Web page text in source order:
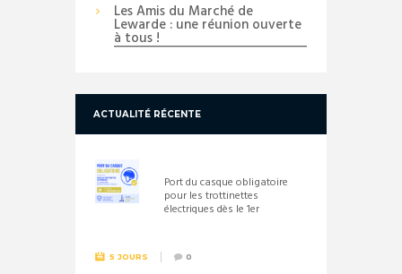
Les Amis du Marché de
Lewarde : une réunion ouverte
à tous !
ACTUALITÉ RÉCENTE
Port du casque obligatoire
pour les trottinettes
électriques dès le 1er
5 JOURS 0